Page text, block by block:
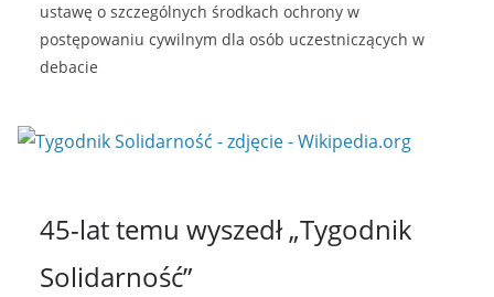
ustawę o szczególnych środkach ochrony w
postępowaniu cywilnym dla osób uczestniczących w
debacie
45-lat temu wyszedł „Tygodnik
Solidarność”